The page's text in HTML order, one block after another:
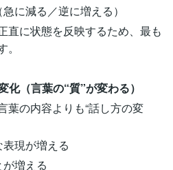
に減る／逆に増える）
直に状態を反映するため、最も
（言葉の“質”が変わる）
葉の内容よりも“話し方の変
現が増える
増える